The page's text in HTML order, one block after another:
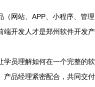
（网站、APP、小程序、管理
端开发人才是郑州软件开发产
学员理解如何在一个完整的软
产品经理紧密配合，共同交付